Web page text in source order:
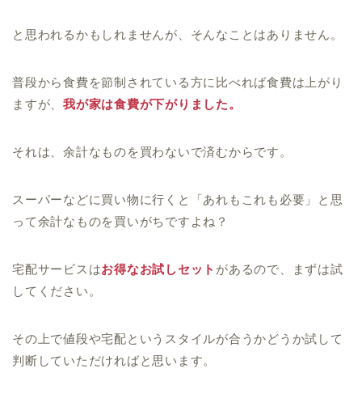
と思われるかもしれませんが、そんなことはありません。
普段から食費を節制されている方に比べれば食費は上がり
ますが、我が家は食費が下がりました。
それは、余計なものを買わないで済むからです。
スーパーなどに買い物に行くと「あれもこれも必要」と思
って余計なものを買いがちですよね？
宅配サービスはお得なお試しセット があるので、まずは試
してください。
その上で値段や宅配というスタイルが合うかどうか試して
判断 していただければと思います。